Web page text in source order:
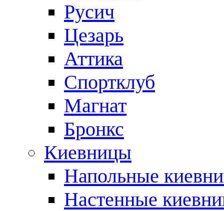
Русич
Цезарь
Аттика
Спортклуб
Магнат
Бронкс
Киевницы
Напольные
Настенные